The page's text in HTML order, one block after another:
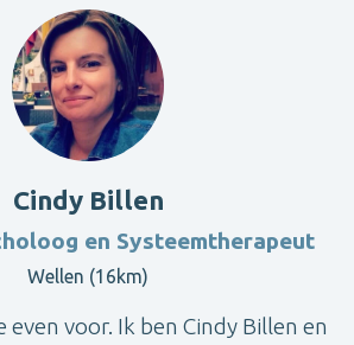
Cindy Billen
en Systeemtherapeut
Wellen (16km)
even voor. Ik ben Cindy Billen en